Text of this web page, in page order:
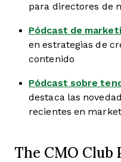
para directores de
Pódcast de
en estrategias de
contenido
Pódcast sobre
destaca las
recientes en
The CMO Club